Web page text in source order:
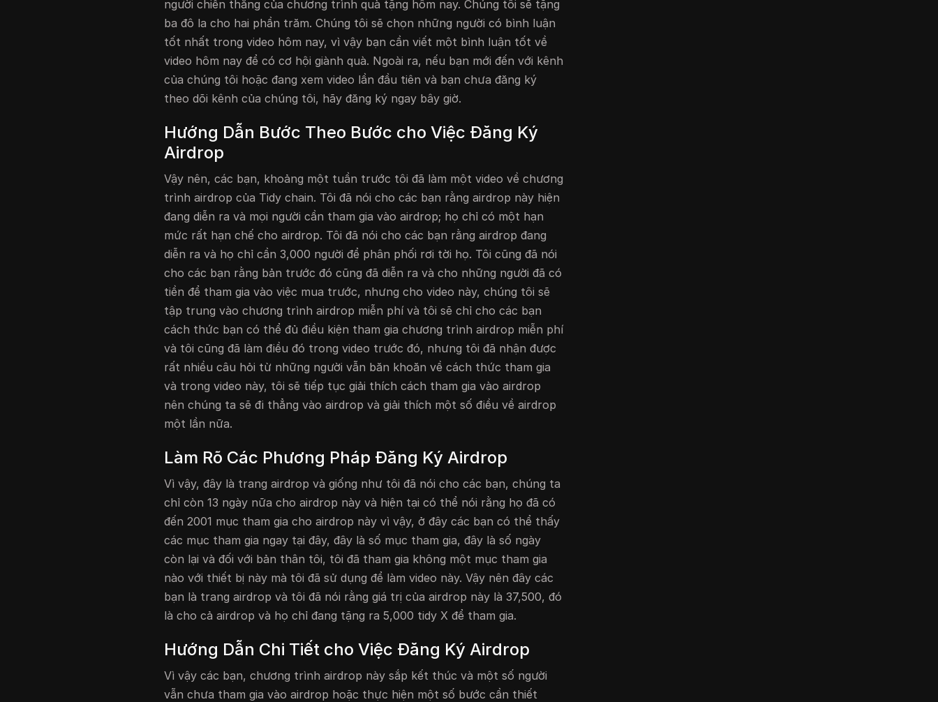
người chiến thắng của chương trình quà tặng hôm nay. Chúng tôi sẽ tặng
ba đô la cho hai phần trăm. Chúng tôi sẽ chọn những người có bình luận
tốt nhất trong video hôm nay, vì vậy bạn cần viết một bình luận tốt về
video hôm nay để có cơ hội giành quà. Ngoài ra, nếu bạn mới đến với kênh
của chúng tôi hoặc đang xem video lần đầu tiên và bạn chưa đăng ký
theo dõi kênh của chúng tôi, hãy đăng ký ngay bây giờ.
Hướng Dẫn Bước Theo Bước cho Việc Đăng Ký
Airdrop
Vậy nên, các bạn, khoảng một tuần trước tôi đã làm một video về chương
trình airdrop của Tidy chain. Tôi đã nói cho các bạn rằng airdrop này hiện
đang diễn ra và mọi người cần tham gia vào airdrop; họ chỉ có một hạn
mức rất hạn chế cho airdrop. Tôi đã nói cho các bạn rằng airdrop đang
diễn ra và họ chỉ cần 3,000 người để phân phối rơi tời họ. Tôi cũng đã nói
cho các bạn rằng bản trước đó cũng đã diễn ra và cho những người đã có
tiền để tham gia vào việc mua trước, nhưng cho video này, chúng tôi sẽ
tập trung vào chương trình airdrop miễn phí và tôi sẽ chỉ cho các bạn
cách thức bạn có thể đủ điều kiện tham gia chương trình airdrop miễn phí
và tôi cũng đã làm điều đó trong video trước đó, nhưng tôi đã nhận được
rất nhiều câu hỏi từ những người vẫn băn khoăn về cách thức tham gia
và trong video này, tôi sẽ tiếp tục giải thích cách tham gia vào airdrop
nên chúng ta sẽ đi thẳng vào airdrop và giải thích một số điều về airdrop
một lần nữa.
Làm Rõ Các Phương Pháp Đăng Ký Airdrop
Vì vậy, đây là trang airdrop và giống như tôi đã nói cho các bạn, chúng ta
chỉ còn 13 ngày nữa cho airdrop này và hiện tại có thể nói rằng họ đã có
đến 2001 mục tham gia cho airdrop này vì vậy, ở đây các bạn có thể thấy
các mục tham gia ngay tại đây, đây là số mục tham gia, đây là số ngày
còn lại và đối với bản thân tôi, tôi đã tham gia không một mục tham gia
nào với thiết bị này mà tôi đã sử dụng để làm video này. Vậy nên đây các
bạn là trang airdrop và tôi đã nói rằng giá trị của airdrop này là 37,500, đó
là cho cả airdrop và họ chỉ đang tặng ra 5,000 tidy X để tham gia.
Hướng Dẫn Chi Tiết cho Việc Đăng Ký Airdrop
Vì vậy các bạn, chương trình airdrop này sắp kết thúc và một số người
vẫn chưa tham gia vào airdrop hoặc thực hiện một số bước cần thiết